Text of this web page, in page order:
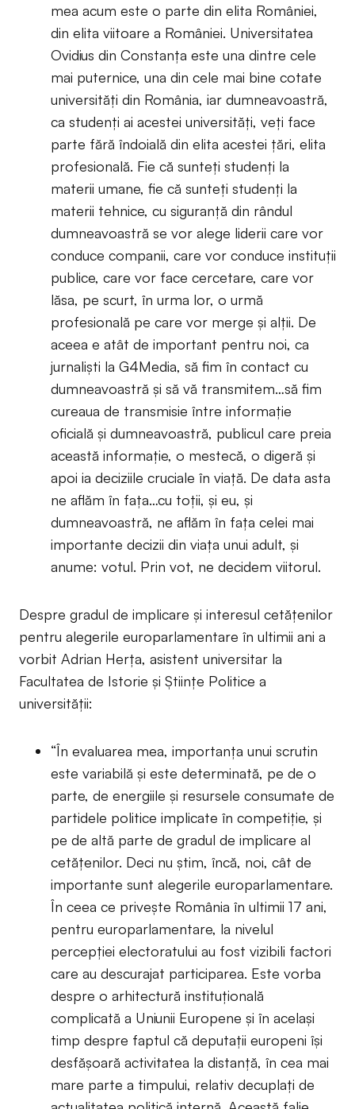
mea acum este o parte din elita României,
din elita viitoare a României. Universitatea
Ovidius din Constanța este una dintre cele
mai puternice, una din cele mai bine cotate
universități din România, iar dumneavoastră,
ca studenți ai acestei universități, veți face
parte fără îndoială din elita acestei țări, elita
profesională. Fie că sunteți studenți la
materii umane, fie că sunteți studenți la
materii tehnice, cu siguranță din rândul
dumneavoastră se vor alege liderii care vor
conduce companii, care vor conduce instituții
publice, care vor face cercetare, care vor
lăsa, pe scurt, în urma lor, o urmă
profesională pe care vor merge și alții. De
aceea e atât de important pentru noi, ca
jurnaliști la G4Media, să fim în contact cu
dumneavoastră și să vă transmitem…să fim
cureaua de transmisie între informație
oficială și dumneavoastră, publicul care preia
această informație, o mestecă, o digeră și
apoi ia deciziile cruciale în viață. De data asta
ne aflăm în fața…cu toții, și eu, și
dumneavoastră, ne aflăm în fața celei mai
importante decizii din viața unui adult, și
anume: votul. Prin vot, ne decidem viitorul.
Despre gradul de implicare și interesul cetățenilor
pentru alegerile europarlamentare în ultimii ani a
vorbit Adrian Herța, asistent universitar la
Facultatea de Istorie și Științe Politice a
universității:
“În evaluarea mea, importanța unui scrutin
este variabilă și este determinată, pe de o
parte, de energiile și resursele consumate de
partidele politice implicate în competiție, și
pe de altă parte de gradul de implicare al
cetățenilor. Deci nu știm, încă, noi, cât de
importante sunt alegerile europarlamentare.
În ceea ce privește România în ultimii 17 ani,
pentru europarlamentare, la nivelul
percepției electoratului au fost vizibili factori
care au descurajat participarea. Este vorba
despre o arhitectură instituțională
complicată a Uniunii Europene și în același
timp despre faptul că deputații europeni își
desfășoară activitatea la distanță, în cea mai
mare parte a timpului, relativ decuplați de